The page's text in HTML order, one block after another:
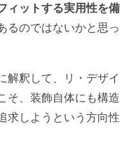
ィットする実用性を備
るのではないかと思っ
解釈して、リ・デザイ
そ、装飾自体にも構造
求しようという方向性